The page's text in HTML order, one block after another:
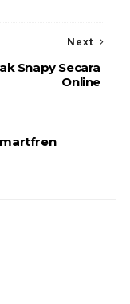
Next
Snapy Secara
Online